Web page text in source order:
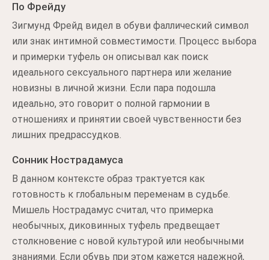
По Фрейду
Зигмунд Фрейд видел в обуви фаллический символ
или знак интимной совместимости. Процесс выбора
и примерки туфель он описывал как поиск
идеального сексуального партнера или желание
новизны в личной жизни. Если пара подошла
идеально, это говорит о полной гармонии в
отношениях и принятии своей чувственности без
лишних предрассудков.
Сонник Нострадамуса
В данном контексте образ трактуется как
готовность к глобальным переменам в судьбе.
Мишель Нострадамус считал, что примерка
необычных, диковинных туфель предвещает
столкновение с новой культурой или необычными
знаниями. Если обувь при этом кажется надежной,